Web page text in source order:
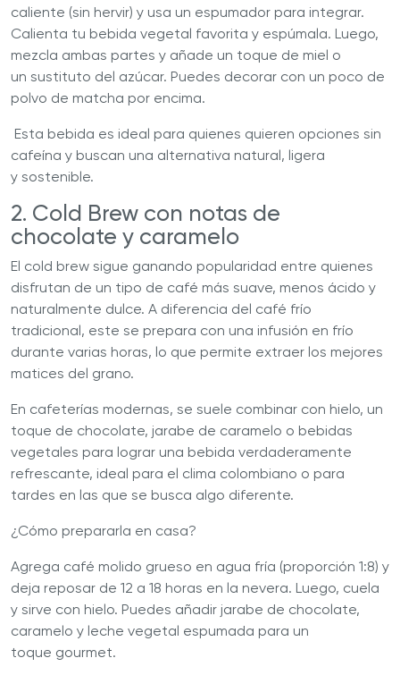
caliente (sin hervir) y usa un espumador para integrar.
Calienta tu bebida vegetal favorita y espúmala. Luego,
mezcla ambas partes y añade un toque de miel o
un sustituto del azúcar. Puedes decorar con un poco de
polvo de matcha por encima.
Esta bebida es ideal para quienes quieren opciones sin
cafeína y buscan una alternativa natural, ligera
y sostenible.
2. Cold Brew con notas de
chocolate y caramelo
El cold brew sigue ganando popularidad entre quienes
disfrutan de un tipo de café más suave, menos ácido y
naturalmente dulce. A diferencia del café frío
tradicional, este se prepara con una infusión en frío
durante varias horas, lo que permite extraer los mejores
matices del grano.
En cafeterías modernas, se suele combinar con hielo, un
toque de chocolate, jarabe de caramelo o bebidas
vegetales para lograr una bebida verdaderamente
refrescante, ideal para el clima colombiano o para
tardes en las que se busca algo diferente.
¿Cómo prepararla en casa?
Agrega café molido grueso en agua fría (proporción 1:8) y
deja reposar de 12 a 18 horas en la nevera. Luego, cuela
y sirve con hielo. Puedes añadir jarabe de chocolate,
caramelo y leche vegetal espumada para un
toque gourmet.